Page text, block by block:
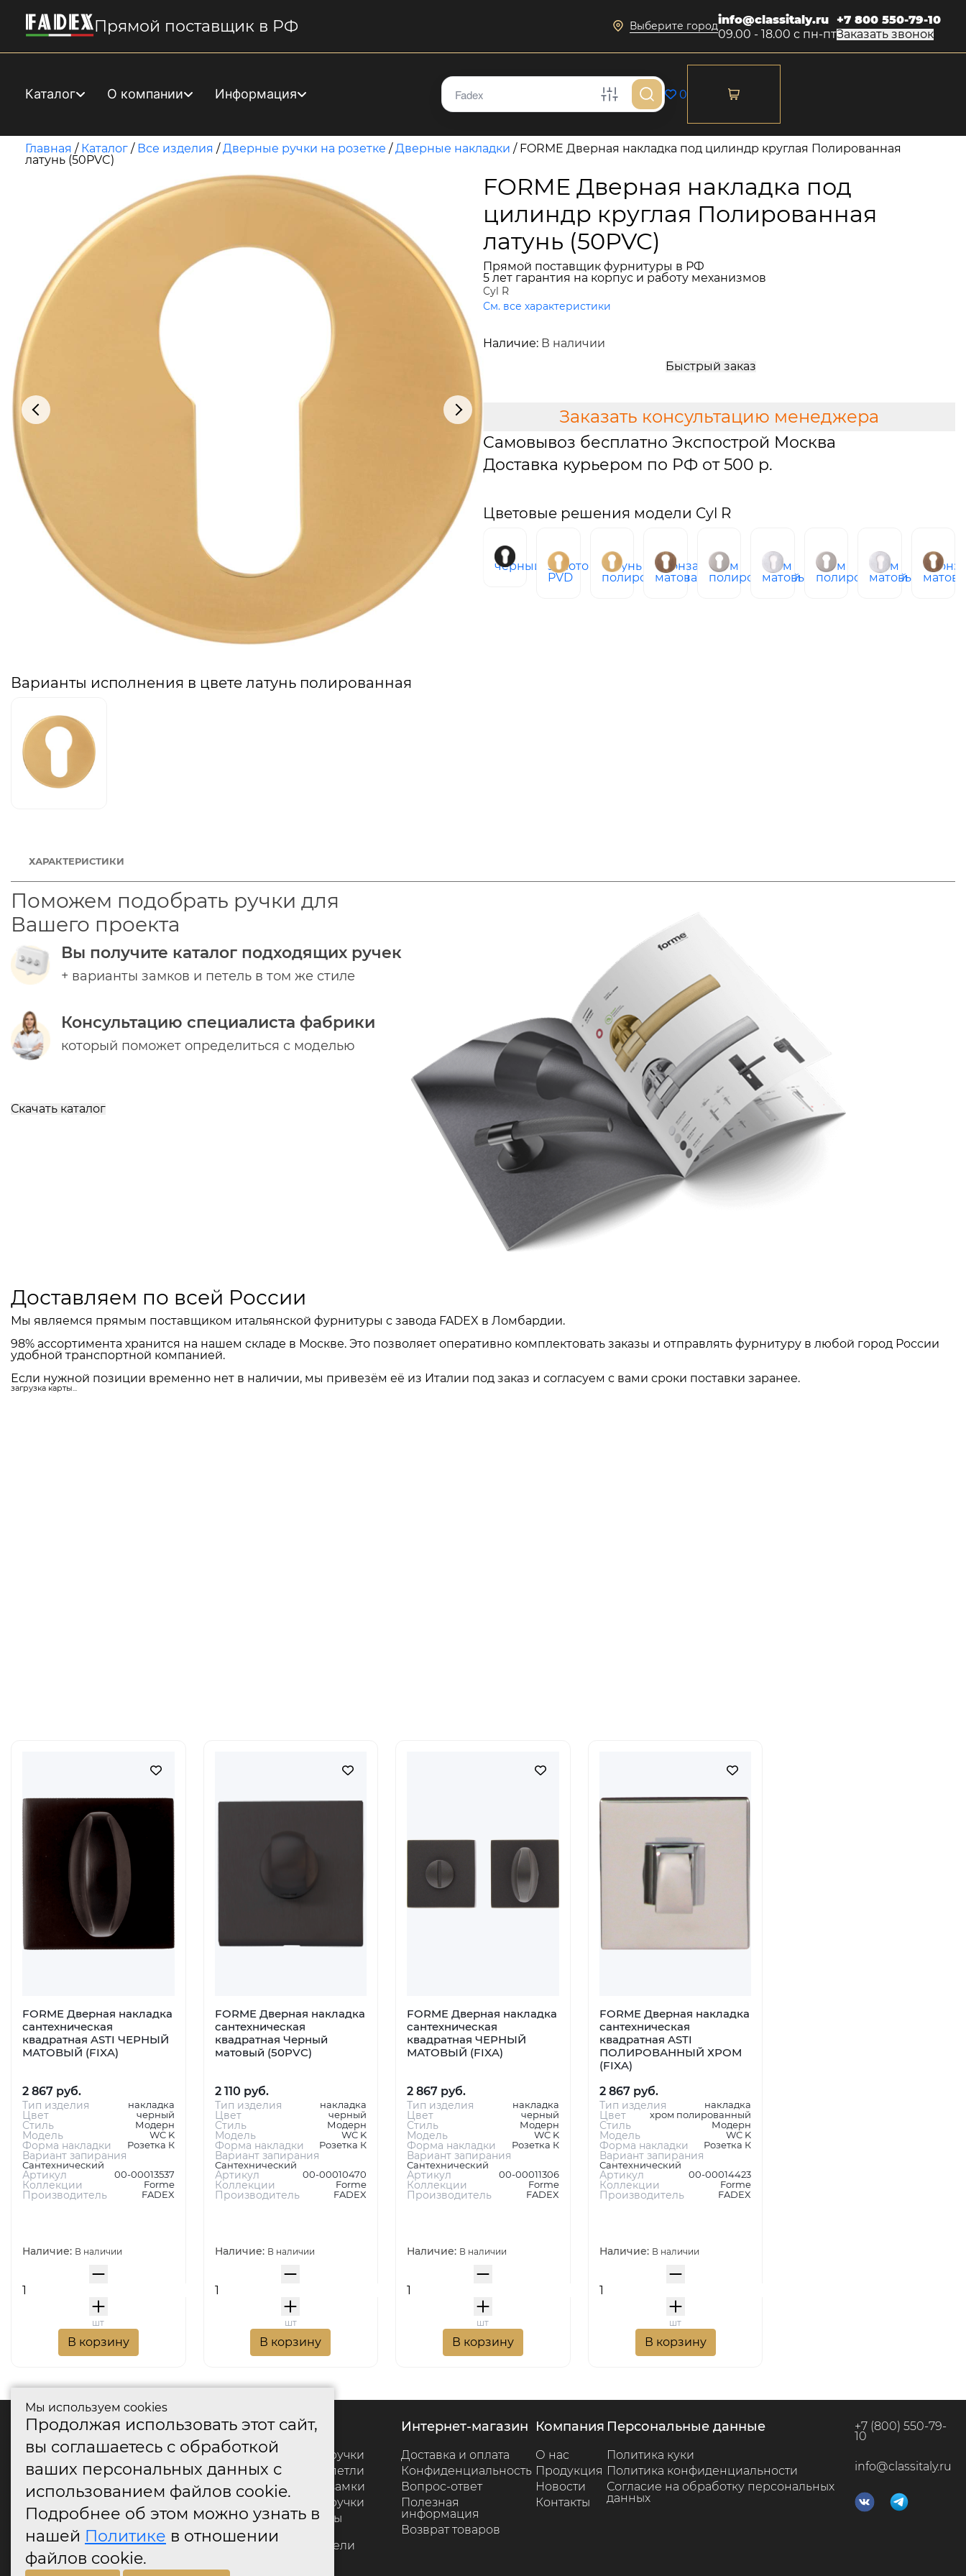
Прямой поставщик в РФ Выберите городinfo@classitaly.ru
09.00 - 18.00 с пн-пт
+7 800 550-79-10
Заказать звонок
Каталог О компании Информация 0
Главная / Каталог / Все изделия /Дверные ручки на розетке /Дверные накладки / FORME Дверная накладка под цилиндр круглая Полированная
латунь (50PVC)
FORME Дверная накладка под
цилиндр круглая Полированная
латунь (50PVC)
Прямой поставщик фурнитуры в РФ
5 лет гарантия на корпус и работу механизмов
Cyl R
См. все характеристики
Наличие: В наличии
Быстрый заказ
Заказать консультацию менеджера
Самовывоз бесплатно Экспострой Москва
Доставка курьером по РФ от 500 р.
Цветовые решения модели Cyl R
черный
золото
PVD
латунь
полированная
бронза
матовая
хром
полированный
хром
матовый
хром
полированный
хром
матовый
бронза
Варианты исполнения в цвете латунь полированная
ХАРАКТЕРИСТИКИ
Поможем подобрать ручки для
Вашего проекта
Вы получите каталог подходящих ручек
+ варианты замков и петель в том же стиле
Консультацию специалиста фабрики
который поможет определиться с моделью
Скачать каталог
Доставляем по всей России
Мы являемся прямым поставщиком итальянской фурнитуры с завода FADEX в Ломбардии.
98% ассортимента хранится на нашем складе в Москве. Это позволяет оперативно комплектовать заказы и отправлять фурнитуру в любой город России
удобной транспортной компанией.
Если нужной позиции временно нет в наличии, мы привезём её из Италии под заказ и согласуем с вами сроки поставки заранее.
загрузка карты...
FORME Дверная накладка
сантехническая
квадратная ASTI ЧЕРНЫЙ
МАТОВЫЙ (FIXA)
2 867 руб.
Тип изделия накладка
Цвет черный
Стиль Модерн
Модель WC K
Форма накладки Розетка К
Вариант запирания
Сантехнический
Артикул 00-00013537
Коллекции Forme
Производитель FADEX
Наличие: В наличии
шт
В корзину
FORME Дверная накладка
сантехническая
квадратная Черный
матовый (50PVC)
2 110 руб.
Тип изделия накладка
Цвет черный
Стиль Модерн
Модель WC K
Форма накладки Розетка К
Вариант запирания
Сантехнический
Артикул 00-00010470
Коллекции Forme
Производитель FADEX
Наличие: В наличии
шт
В корзину
FORME Дверная накладка
сантехническая
квадратная ЧЕРНЫЙ
МАТОВЫЙ (FIXA)
2 867 руб.
Тип изделия накладка
Цвет черный
Стиль Модерн
Модель WC K
Форма накладки Розетка К
Вариант запирания
Сантехнический
Артикул 00-00011306
Коллекции Forme
Производитель FADEX
Наличие: В наличии
шт
В корзину
FORME Дверная накладка
сантехническая
квадратная ASTI
ПОЛИРОВАННЫЙ ХРОМ
(FIXA)
2 867 руб.
Тип изделия накладка
Цвет хром полированный
Стиль Модерн
Модель WC K
Форма накладки Розетка К
Вариант запирания
Сантехнический
Артикул 00-00014423
Коллекции Forme
Производитель FADEX
Наличие: В наличии
шт
В корзину
каталог
Дверные ручки
Дверные петли
Дверные замки
Оконные ручки
Аксессуары
Дверные
ограничители
интернет-магазин
Доставка и оплата
Конфиденциальность
Вопрос-ответ
Полезная
информация
Возврат товаров
компания
О нас
Продукция
Новости
Контакты
персональные данные
Политика куки
Политика конфиденциальности
Согласие на обработку персональных
данных
+7 (800) 550-79-
10
info@classitaly.ru
Мы используем cookies
Продолжая использовать этот сайт,
вы соглашаетесь с обработкой
ваших персональных данных с
использованием файлов cookie.
Подробнее об этом можно узнать в
нашей Политике в отношении
файлов cookie.